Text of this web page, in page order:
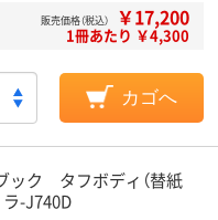
販売価格（税込） ￥17,200
1冊あたり ￥4,300
カゴへ
ク タフボディ（替紙
-J740D